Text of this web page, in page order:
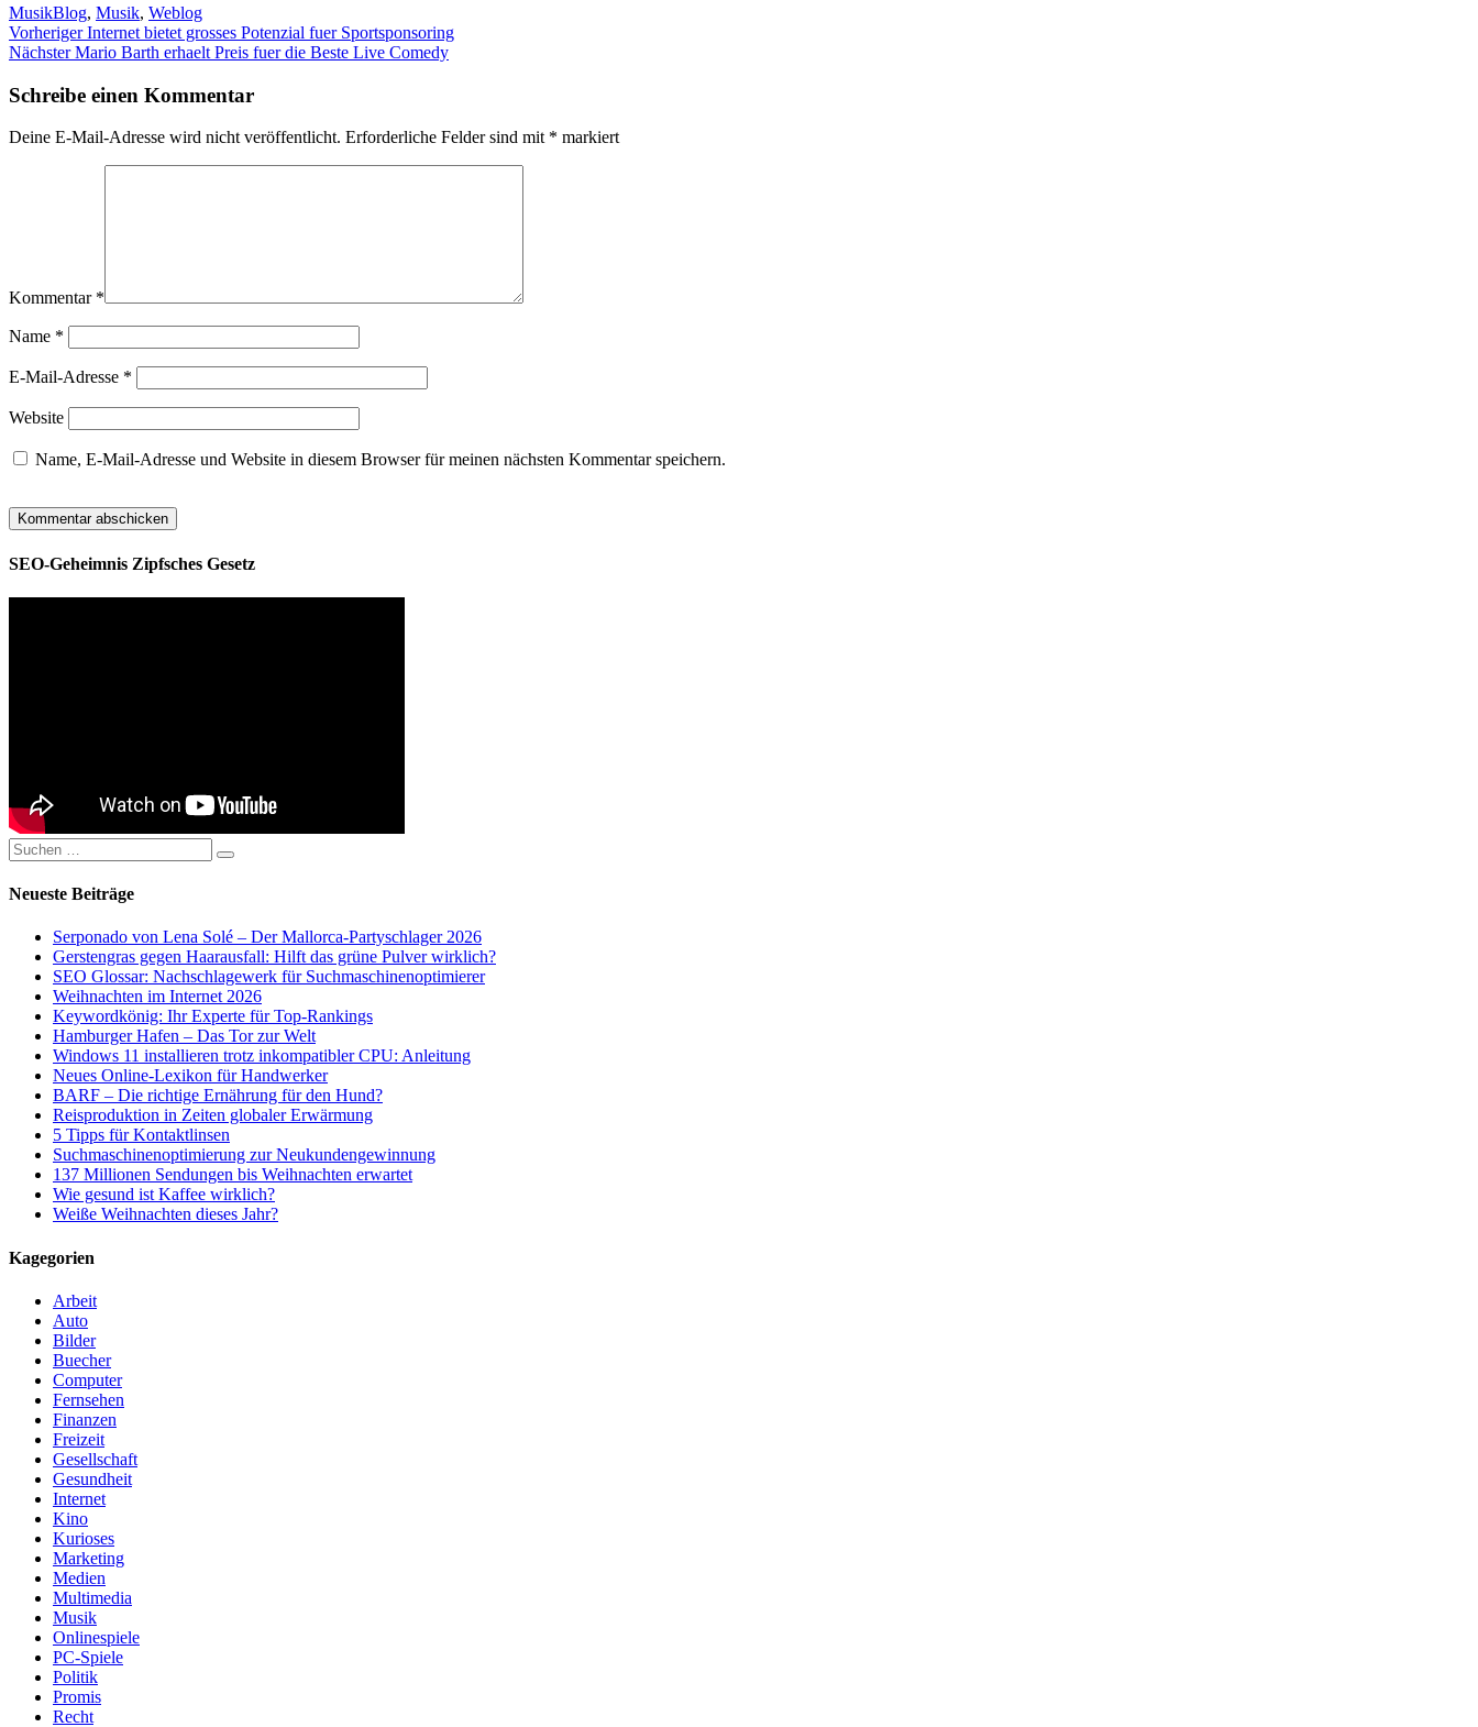
Kategorien
MusikSchlagwörter
Blog, Musik, Weblog
Beitragsnavigation
VorherigerVorheriger
Beitrag:
Internet bietet grosses Potenzial fuer Sportsponsoring
NächsterNächster
Mario Barth erhaelt Preis fuer die Beste Live Comedy
Schreibe einen Kommentar
Deine E-Mail-Adresse wird nicht veröffentlicht. Erforderliche Felder sind mit * markiert
Kommentar *
Name *
E-Mail-Adresse *
Website
Name, E-Mail-Adresse und Website in diesem Browser für meinen nächsten Kommentar speichern.
SEO-Geheimnis Zipfsches Gesetz
Suchen
nach:
Suchen
Neueste Beiträge
Serponado von Lena Solé – Der Mallorca-Partyschlager 2026
Gerstengras gegen Haarausfall: Hilft das grüne Pulver wirklich?
SEO Glossar: Nachschlagewerk für Suchmaschinenoptimierer
Weihnachten im Internet 2026
Keywordkönig: Ihr Experte für Top-Rankings
Hamburger Hafen – Das Tor zur Welt
Windows 11 installieren trotz inkompatibler CPU: Anleitung
Neues Online-Lexikon für Handwerker
BARF – Die richtige Ernährung für den Hund?
Reisproduktion in Zeiten globaler Erwärmung
5 Tipps für Kontaktlinsen
Suchmaschinenoptimierung zur Neukundengewinnung
137 Millionen Sendungen bis Weihnachten erwartet
Wie gesund ist Kaffee wirklich?
Weiße Weihnachten dieses Jahr?
Kagegorien
Arbeit
Auto
Bilder
Buecher
Computer
Fernsehen
Finanzen
Freizeit
Gesellschaft
Gesundheit
Internet
Kino
Kurioses
Marketing
Medien
Multimedia
Musik
Onlinespiele
PC-Spiele
Politik
Promis
Recht